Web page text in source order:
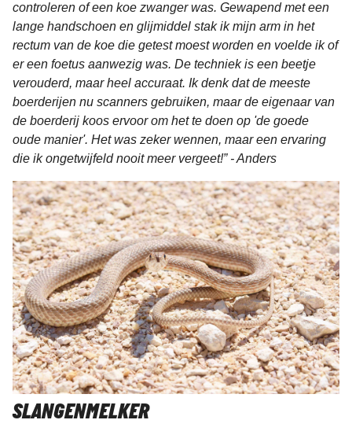
controleren of een koe zwanger was. Gewapend met een
lange handschoen en glijmiddel stak ik mijn arm in het
rectum van de koe die getest moest worden en voelde ik of
er een foetus aanwezig was. De techniek is een beetje
verouderd, maar heel accuraat. Ik denk dat de meeste
boerderijen nu scanners gebruiken, maar de eigenaar van
de boerderij koos ervoor om het te doen op 'de goede
oude manier'. Het was zeker wennen, maar een ervaring
die ik ongetwijfeld nooit meer vergeet!” - Anders
SLANGENMELKER